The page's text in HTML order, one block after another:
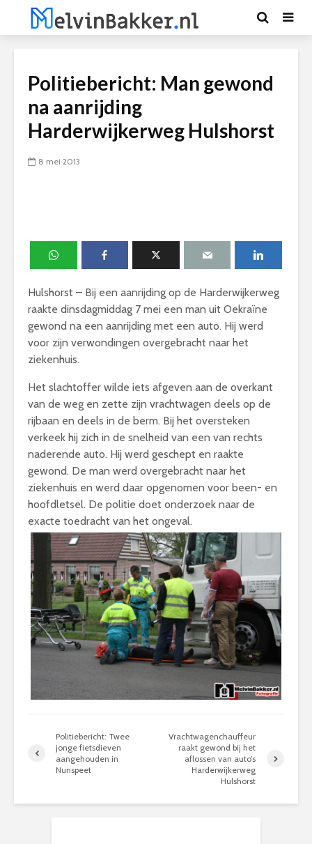
Politiebericht: Man gewond
na aanrijding
Harderwijkerweg Hulshorst
8 mei 2013
Hulshorst – Bij een aanrijding op de Harderwijkerweg
raakte dinsdagmiddag 7 mei een man uit Oekraïne
gewond na een aanrijding met een auto. Hij werd
voor zijn verwondingen overgebracht naar het
ziekenhuis.
Het slachtoffer wilde iets afgeven aan de overkant
van de weg en zette zijn vrachtwagen deels op de
rijbaan en deels in de berm. Bij het oversteken
verkeek hij zich in de snelheid van een van rechts
naderende auto. Hij werd geschept en raakte
gewond. De man werd overgebracht naar het
ziekenhuis en werd daar opgenomen voor been- en
hoofdletsel. De politie doet onderzoek naar de
exacte toedracht van het ongeval.
Politiebericht: Twee
jonge fietsdieven
aangehouden in
Nunspeet
Vrachtwagenchauffeur
raakt gewond bij het
aflossen van auto’s
Harderwijkerweg
Hulshorst